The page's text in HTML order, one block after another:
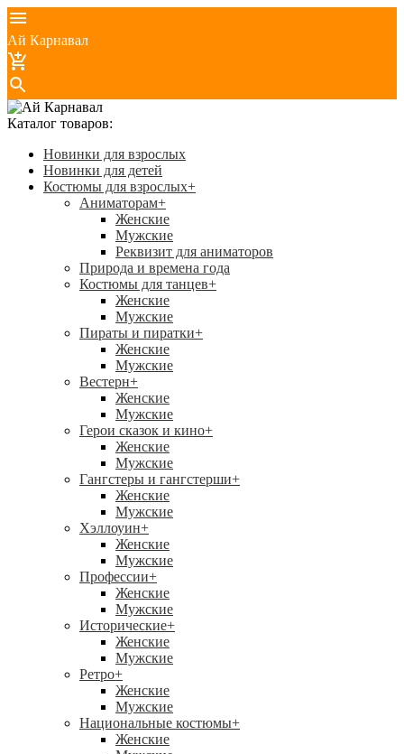
Ай Карнавал
Каталог товаров:
Новинки для взрослых
Новинки для детей
Костюмы для взрослых+
Аниматорам+
Женские
Мужские
Реквизит для аниматоров
Природа и времена года
Костюмы для танцев+
Женские
Мужские
Пираты и пиратки+
Женские
Мужские
Вестерн+
Женские
Мужские
Герои сказок и кино+
Женские
Мужские
Гангстеры и гангстерши+
Женские
Мужские
Хэллоуин+
Женские
Мужские
Профессии+
Женские
Мужские
Исторические+
Женские
Мужские
Ретро+
Женские
Мужские
Национальные костюмы+
Женские